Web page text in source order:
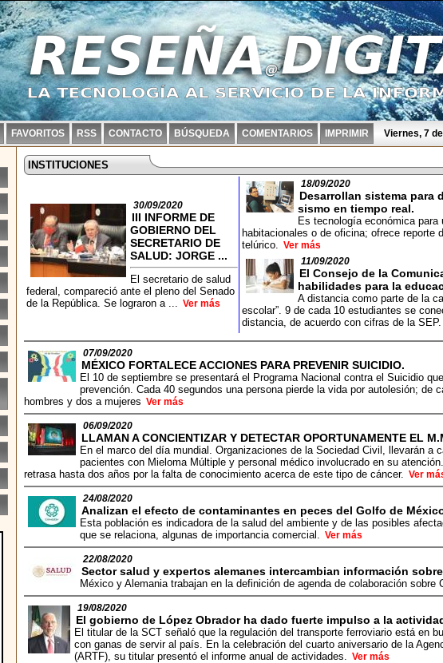
FAVORITOS RSS CONTACTO BÚSQUEDA COMENTARIOS IMPRIMIR Viernes, 7
INSTITUCIONES
30/09/2020
III INFORME DE
GOBIERNO DEL
SECRETARIO DE
SALUD: JORGE ...
El secretario de salud
federal, compareció ante el pleno del Senado
de la República. Se lograron a ... Ver más
18/09/2020
Desarrollan sistema para
sismo en tiempo real.
Es tecnología económica
habitacionales o de oficina; ofrece reporte
telúrico. Ver más
11/09/2020
El Consejo de la
habilidades para la
A distancia como parte de la
escolar”. 9 de cada 10 estudiantes se
distancia, de acuerdo con cifras de la SEP.
07/09/2020
MÉXICO FORTALECE ACCIONES PARA PREVENIR SUICIDIO.
El 10 de septiembre se presentará el Programa Nacional contra el Suicidio
prevención. Cada 40 segundos una persona pierde la vida por autolesión; de
hombres y dos a mujeres Ver más
06/09/2020
LLAMAN A CONCIENTIZAR Y DETECTAR OPORTUNAMENTE EL
En el marco del día mundial. Organizaciones de la Sociedad Civil, llevarán a
pacientes con Mieloma Múltiple y personal médico involucrado en su
retrasa hasta dos años por la falta de conocimiento acerca de este tipo de cáncer. Ver
24/08/2020
Analizan el efecto de contaminantes en peces del Golfo de
Esta población es indicadora de la salud del ambiente y de las posibles
que se relaciona, algunas de importancia comercial. Ver más
22/08/2020
Sector salud y expertos alemanes intercambian información
México y Alemania trabajan en la definición de agenda de colaboración sobre
19/08/2020
El gobierno de López Obrador ha dado fuerte impulso a la
El titular de la SCT señaló que la regulación del transporte ferroviario está en
con ganas de servir al país. En la celebración del cuarto aniversario de la
(ARTF), su titular presentó el informe anual de actividades. Ver más